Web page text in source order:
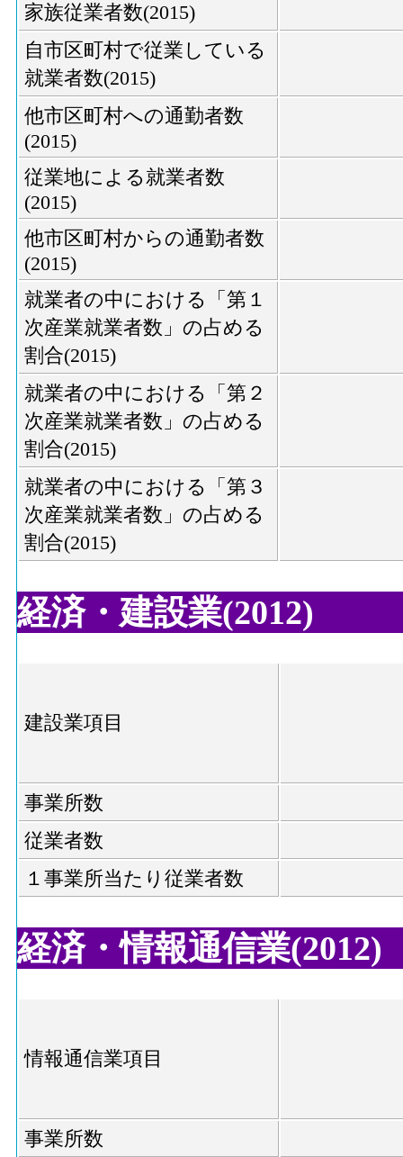
家族従業者数(2015)
自市区町村で従業している
就業者数(2015)
他市区町村への通勤者数
(2015)
従業地による就業者数
(2015)
他市区町村からの通勤者数
(2015)
就業者の中における「第１
次産業就業者数」の占める
割合(2015)
就業者の中における「第２
次産業就業者数」の占める
割合(2015)
就業者の中における「第３
次産業就業者数」の占める
割合(2015)
経済・建設業(2012)
建設業項目
事業所数
従業者数
１事業所当たり従業者数
経済・情報通信業(2012)
情報通信業項目
事業所数